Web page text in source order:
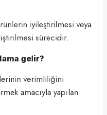
iyileştirilmesi veya
sürecidir.
gelir?
verimliliğini
amacıyla yapılan